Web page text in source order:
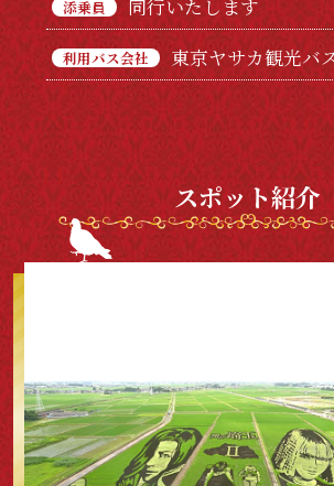
添乗員 同行いたします
利用バス会社 東京ヤサカ観光バ
スポット紹介